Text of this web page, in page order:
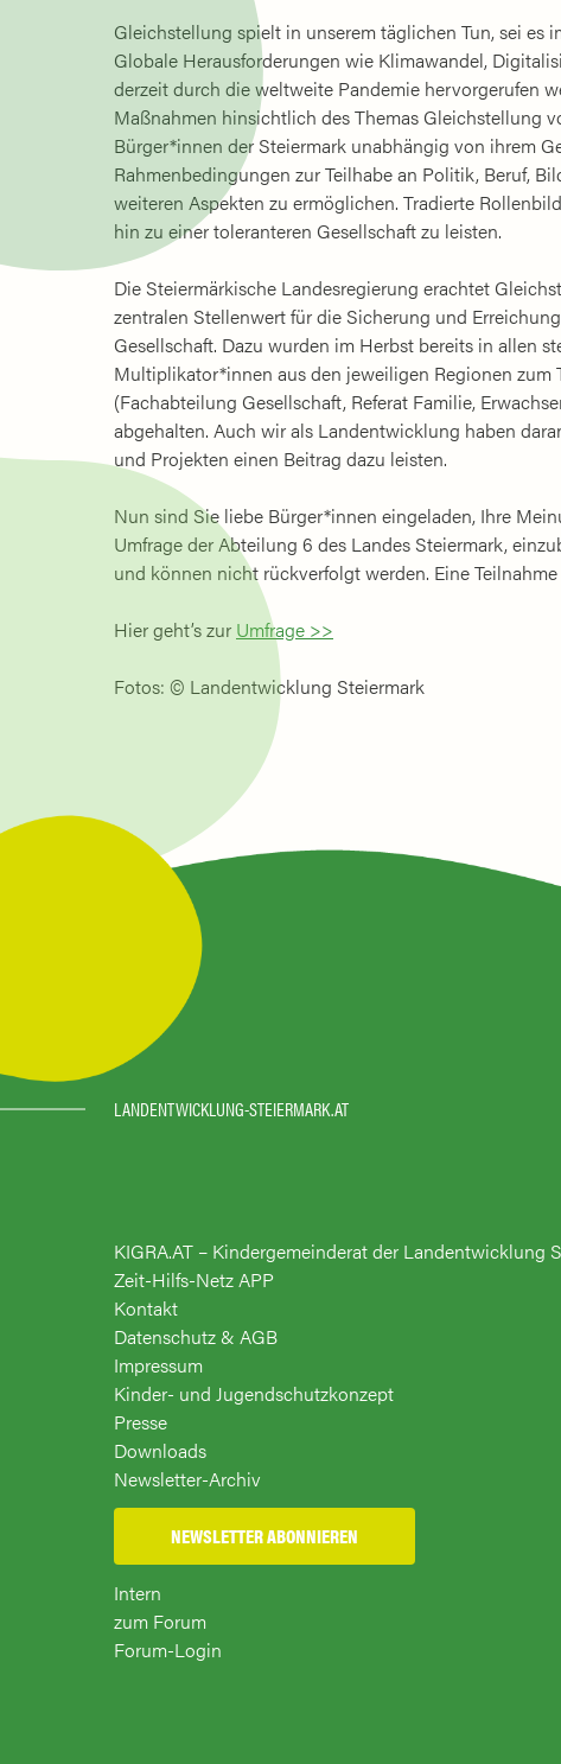
Gleichstellung spielt in unserem täglichen Tun, sei es
Globale Herausforderungen wie Klimawandel,
derzeit durch die weltweite Pandemie hervorgerufen
Maßnahmen hinsichtlich des Themas Gleichstellung
Bürger*innen der Steiermark unabhängig von ihrem
Rahmenbedingungen zur Teilhabe an Politik, Beruf,
weiteren Aspekten zu ermöglichen. Tradierte
hin zu einer toleranteren Gesellschaft zu leisten.
Die Steiermärkische Landesregierung erachtet
zentralen Stellenwert für die Sicherung und
Gesellschaft. Dazu wurden im Herbst bereits in allen
Multiplikator*innen aus den jeweiligen Regionen
(Fachabteilung Gesellschaft, Referat Familie,
abgehalten. Auch wir als Landentwicklung haben
und Projekten einen Beitrag dazu leisten.
Nun sind Sie liebe Bürger*innen eingeladen, Ihre
Umfrage der Abteilung 6 des Landes Steiermark,
und können nicht rückverfolgt werden. Eine
Hier geht’s zur Umfrage >>
Fotos: © Landentwicklung Steiermark
LANDENTWICKLUNG-STEIERMARK.AT
KIGRA.AT – Kindergemeinderat der Landentwicklung
Zeit-Hilfs-Netz APP
Kontakt
Datenschutz & AGB
Impressum
Kinder- und Jugendschutzkonzept
Presse
Downloads
Newsletter-Archiv
NEWSLETTER ABONNIEREN
Intern
zum Forum
Forum-Login